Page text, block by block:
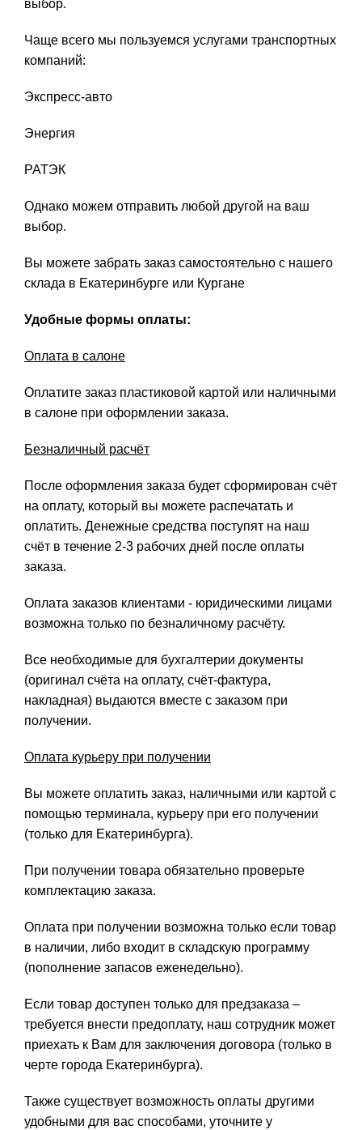
выбор.
Чаще всего мы пользуемся услугами транспортных
компаний:
Экспресс-авто
Энергия
РАТЭК
Однако можем отправить любой другой на ваш
выбор.
Вы можете забрать заказ самостоятельно с нашего
склада в Екатеринбурге или Кургане
Удобные формы оплаты:
Оплата в салоне
Оплатите заказ пластиковой картой или наличными
в салоне при оформлении заказа.
Безналичный расчёт
После оформления заказа будет сформирован счёт
на оплату, который вы можете распечатать и
оплатить. Денежные средства поступят на наш
счёт в течение 2-3 рабочих дней после оплаты
заказа.
Оплата заказов клиентами - юридическими лицами
возможна только по безналичному расчёту.
Все необходимые для бухгалтерии документы
(оригинал счёта на оплату, счёт-фактура,
накладная) выдаются вместе с заказом при
получении.
Оплата курьеру при получении
Вы можете оплатить заказ, наличными или картой с
помощью терминала, курьеру при его получении
(только для Екатеринбурга).
При получении товара обязательно проверьте
комплектацию заказа.
Оплата при получении возможна только если товар
в наличии, либо входит в складскую программу
(пополнение запасов еженедельно).
Если товар доступен только для предзаказа –
требуется внести предоплату, наш сотрудник может
приехать к Вам для заключения договора (только в
черте города Екатеринбурга).
Также существует возможность оплаты другими
удобными для вас способами, уточните у